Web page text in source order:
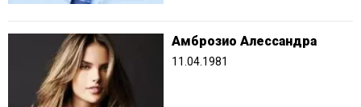
Амброзио Алессандра
11.04.1981